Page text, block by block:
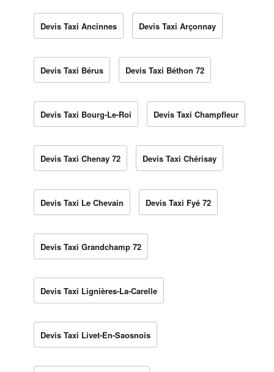
Devis Taxi Ancinnes Devis Taxi Arçonnay
Devis Taxi Bérus Devis Taxi Béthon 72
Devis Taxi Bourg-Le-Roi Devis Taxi Champfleur
Devis Taxi Chenay 72 Devis Taxi Chérisay
Devis Taxi Le Chevain Devis Taxi Fyé 72
Devis Taxi Grandchamp 72
Devis Taxi Lignières-La-Carelle
Devis Taxi Livet-En-Saosnois